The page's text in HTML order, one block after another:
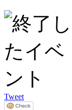
Tweet